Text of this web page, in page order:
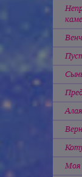
Моя